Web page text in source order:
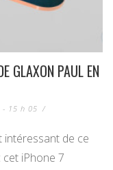
GLAXON PAUL EN
- 15 h 05 /
intéressant de ce
iPhone 7